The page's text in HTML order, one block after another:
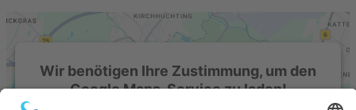
Wir benötigen Ihre Zustimmung, um den
Google Maps-Service zu laden!